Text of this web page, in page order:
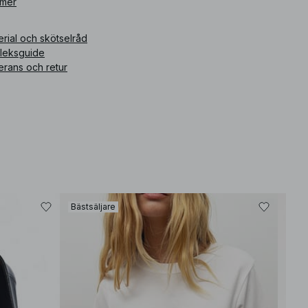
och skötselråd
och retur
Bästsäljare